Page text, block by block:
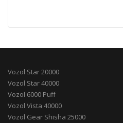
Vozol Star 20000
Vozol Star 40000
Vozol 6000 Puff
Vozol Vista 40000
Vozol Gear Shisha 25000